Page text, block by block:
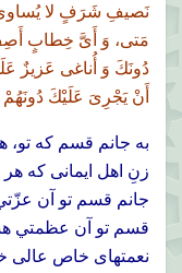
نَصيفِ شَرَفٍ لا يُساوى
مَتى، وَ أَىَّ خِطابٍ
دُونَكَ وَ أُناغى عَزيزٌ
أَنْ يَجْرِىَ عَلَيْكَ
به جانم قسم كه تو،
زنِ اهل ايمانى كه
جانم قسم تو آن
قسم تو آن عظمتي
نعمتهاى خاص عالى